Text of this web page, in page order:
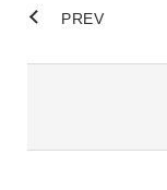
PREV